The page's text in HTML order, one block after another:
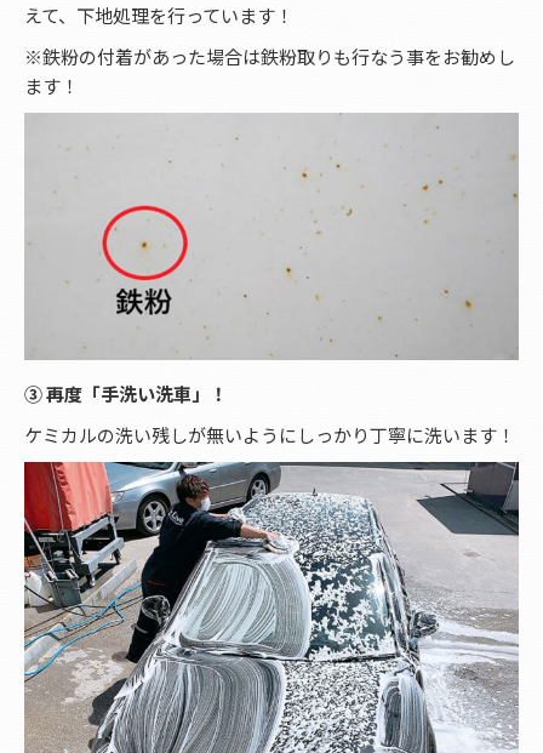
えて、下地処理を行っています！
※鉄粉の付着があった場合は鉄粉取りも行なう事をお勧めし
ます！
③ 再度「手洗い洗車」！
ケミカルの洗い残しが無いようにしっかり丁寧に洗います！